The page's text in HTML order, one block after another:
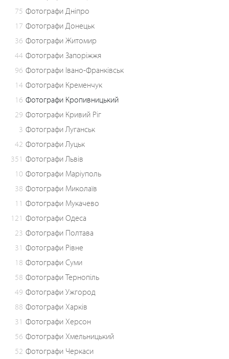
75 Фотографи Дніпро
17 Фотографи Донецьк
36 Фотографи Житомир
44 Фотографи Запоріжжя
96 Фотографи Івано-Франківськ
14 Фотографи Кременчук
16 Фотографи Кропивницький
29 Фотографи Кривий Ріг
3 Фотографи Луганськ
42 Фотографи Луцьк
351 Фотографи Львів
10 Фотографи Маріуполь
38 Фотографи Миколаїв
11 Фотографи Мукачево
121 Фотографи Одеса
23 Фотографи Полтава
31 Фотографи Рівне
18 Фотографи Суми
58 Фотографи Тернопіль
49 Фотографи Ужгород
88 Фотографи Харків
31 Фотографи Херсон
56 Фотографи Хмельницький
52 Фотографи Черкаси